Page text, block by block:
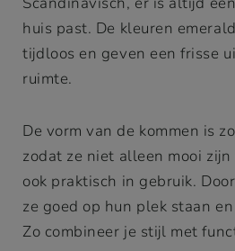
huis past. De kleuren
tijdloos en geven een frisse
ruimte.
De vorm van de kommen is
zodat ze niet alleen mooi
ook praktisch in gebruik.
ze goed op hun plek staan
Zo combineer je stijl met